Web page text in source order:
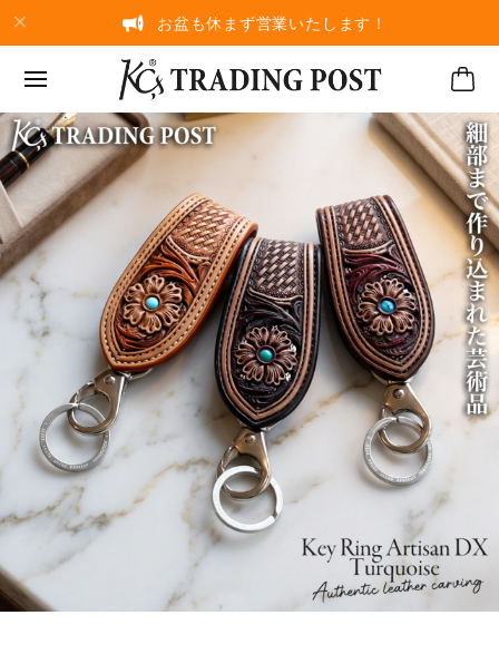
お盆も休まず営業いたします！